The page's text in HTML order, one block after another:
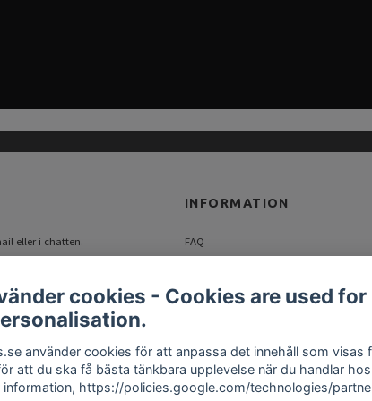
eller i chatten.
INFORMATION
FAQ
Om oss
Returer
cookies - Cookies are used for
använder cookies för att anpassa det innehåll som visas
att du ska få bästa tänkbara upplevelse när du handlar hos
information, https://policies.google.com/technologies/